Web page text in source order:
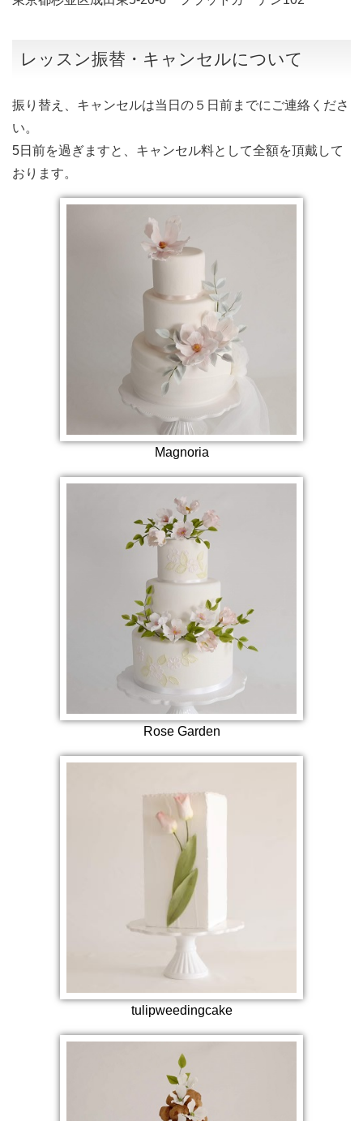
レッスン振替・キャンセルについて
振り替え、キャンセルは当日の５日前までにご連絡くださ
い。
5日前を過ぎますと、キャンセル料として全額を頂戴して
おります。
Magnoria
Rose Garden
tulipweedingcake